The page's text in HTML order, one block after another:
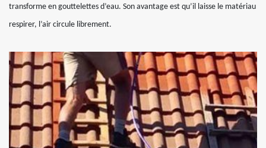
transforme en gouttelettes d’eau. Son avantage est qu’il laisse le matériau
respirer, l’air circule librement.